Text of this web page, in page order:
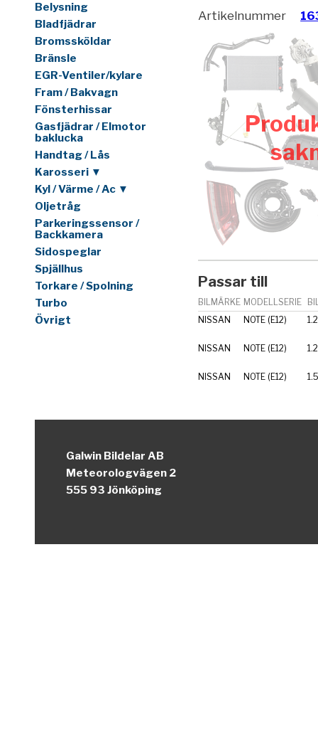
Belysning
Bladfjädrar
Bromssköldar
Bränsle
EGR-Ventiler/kylare
Fram / Bakvagn
Fönsterhissar
Gasfjädrar / Elmotor
baklucka
Handtag / Lås
Karosseri ▼
Kyl / Värme / Ac ▼
Oljetråg
Parkeringssensor /
Backkamera
Sidospeglar
Spjällhus
Torkare / Spolning
Turbo
Övrigt
Artikelnummer
Passar till
BILMÄRKE MODELLSERIE
NISSAN
NOTE (E12) 1.2
NISSAN NOTE (E12)
NISSAN NOTE (E12)
Galwin Bildelar AB
Meteorologvägen 2
555 93 Jönköping